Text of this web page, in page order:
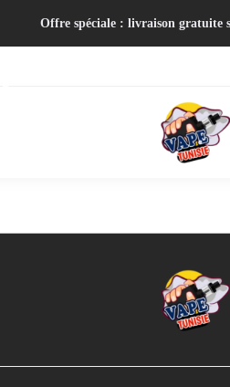
Offre spéciale : livraison gratuite